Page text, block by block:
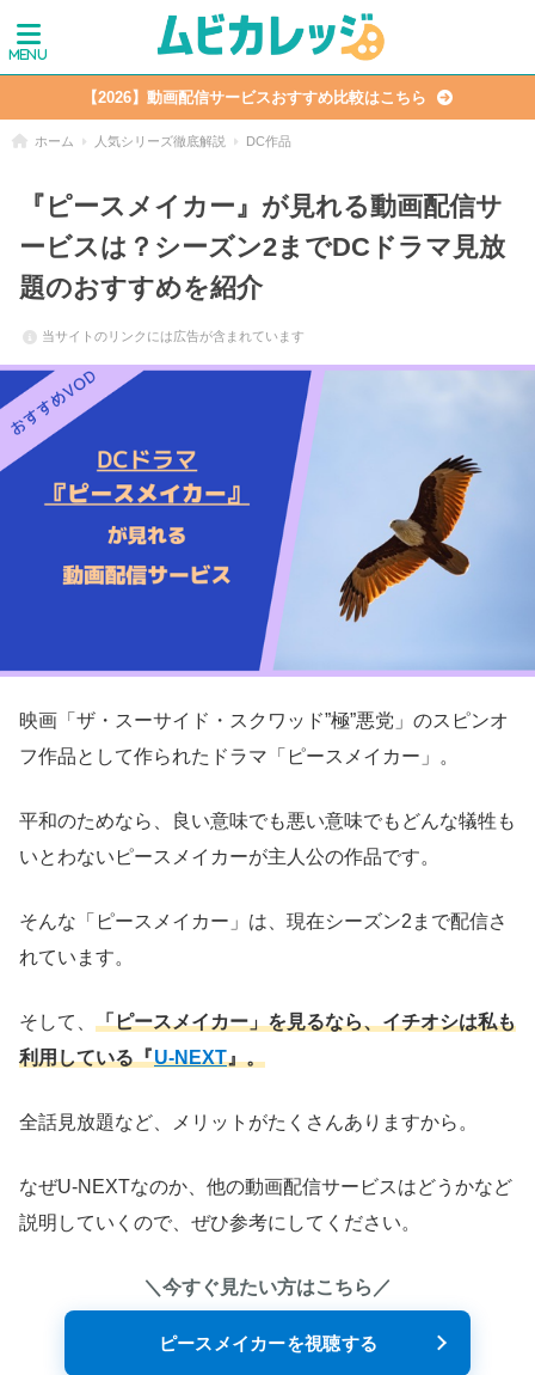
【2026】動画配信サービスおすすめ比較はこちら
ホーム 人気シリーズ徹底解説 DC作品
『ピースメイカー』が見れる動画配信サ
ービスは？シーズン2までDCドラマ見放
題のおすすめを紹介
当サイトのリンクには広告が含まれています
映画「ザ・スーサイド・スクワッド”極”悪党」のスピンオ
フ作品として作られたドラマ「ピースメイカー」。
平和のためなら、良い意味でも悪い意味でもどんな犠牲も
いとわないピースメイカーが主人公の作品です。
そんな「ピースメイカー」は、現在シーズン2まで配信さ
れています。
そして、 「ピースメイカー」を見るなら、イチオシは私も
利用している『U-NEXT』。
全話見放題など、メリットがたくさんありますから。
なぜU-NEXTなのか、他の動画配信サービスはどうかなど
説明していくので、ぜひ参考にしてください。
＼今すぐ見たい方はこちら／
ピースメイカーを視聴する